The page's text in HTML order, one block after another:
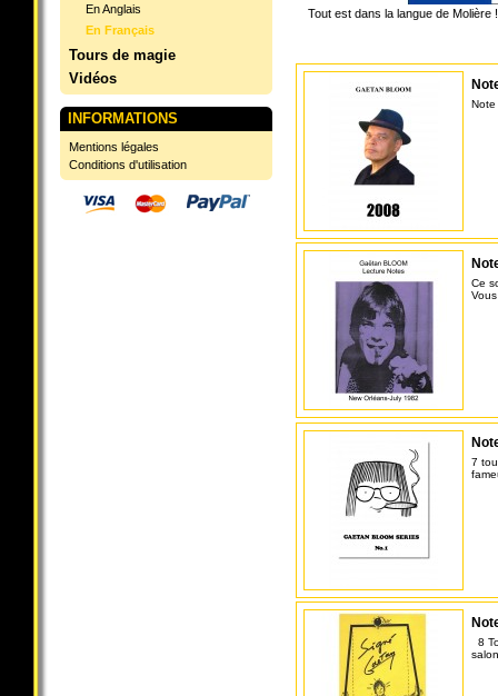
En Anglais
En Français
Tours de magie
Vidéos
INFORMATIONS
Mentions légales
Conditions d'utilisation
Tout est dans la langue de Molière !
Ce
7
8
salon